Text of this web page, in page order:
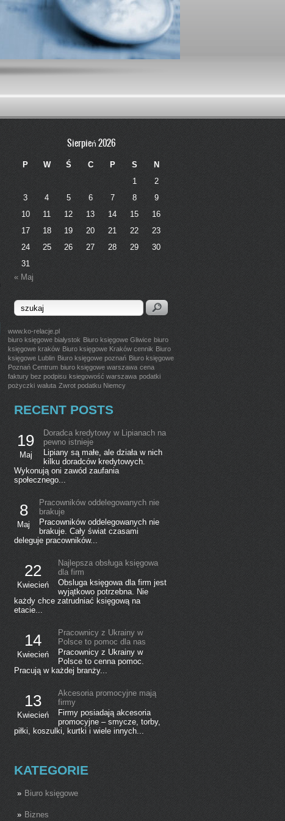
Sierpień 2026
P W Ś C P S
N
1
2
3
4 5 6 7 8
9
10
11 12 13 14 15
16
17
18 19 20 21 22
23
24
25 26 27 28 29
30
31
« Maj
www.ko-relacje.pl
biuro księgowe białystok Biuro księgowe Gliwice biuro
księgowe kraków Biuro księgowe Kraków cennik Biuro
księgowe Lublin Biuro księgowe poznań Biuro księgowe
Poznań Centrum biuro księgowe warszawa cena
faktury bez podpisu ksiegowość warszawa podatki
pożyczki waluta Zwrot podatku Niemcy
RECENT POSTS
19
Maj
Doradca kredytowy w Lipianach na
pewno istnieje
Lipiany są małe, ale działa w nich
kilku doradców kredytowych.
Wykonują oni zawód zaufania
społecznego...
8
Maj
Pracowników oddelegowanych nie
brakuje
Pracowników oddelegowanych nie
brakuje. Cały świat czasami
deleguje pracowników...
22
Kwiecień
Najlepsza obsługa księgowa
dla firm
Obsluga księgowa dla firm jest
wyjątkowo potrzebna. Nie
każdy chce zatrudniać księgową na
etacie...
14
Kwiecień
Pracownicy z Ukrainy w
Polsce to pomoc dla nas
Pracownicy z Ukrainy w
Polsce to cenna pomoc.
Pracują w każdej branży...
13
Kwiecień
Akcesoria promocyjne mają
firmy
Firmy posiadają akcesoria
promocyjne – smycze, torby,
piłki, koszulki, kurtki i wiele innych...
KATEGORIE
Biuro księgowe
Biznes